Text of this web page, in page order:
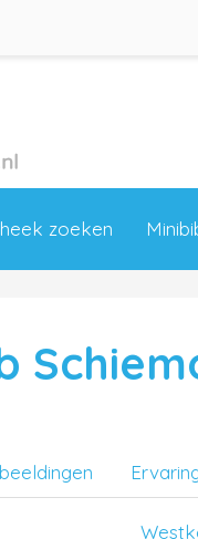
zoeken